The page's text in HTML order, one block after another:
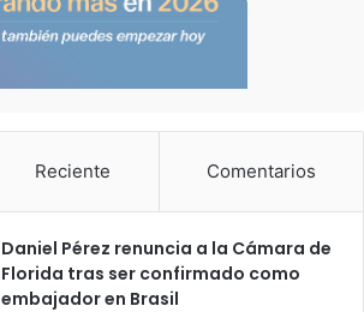
Reciente Comentarios
Daniel Pérez renuncia a la Cámara de
Florida tras ser confirmado como
embajador en Brasil